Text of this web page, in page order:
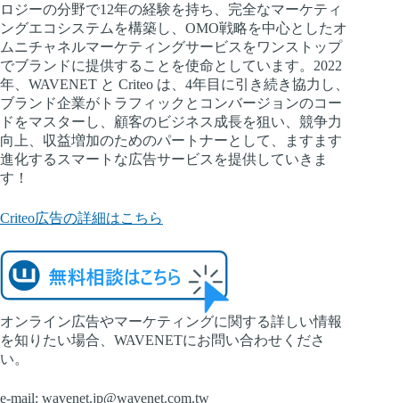
ロジーの分野で12年の経験を持ち、完全なマーケティ
ングエコシステムを構築し、OMO戦略を中心としたオ
ムニチャネルマーケティングサービスをワンストップ
でブランドに提供することを使命としています。2022
年、WAVENET と Criteo は、4年目に引き続き協力し、
ブランド企業がトラフィックとコンバージョンのコー
ドをマスターし、顧客のビジネス成長を狙い、競争力
向上、収益増加のためのパートナーとして、ますます
進化するスマートな広告サービスを提供していきま
す！
Criteo広告の詳細はこちら
オンライン広告やマーケティングに関する詳しい情報
を知りたい場合、WAVENETにお問い合わせくださ
い。
e-mail: wavenet.jp@wavenet.com.tw